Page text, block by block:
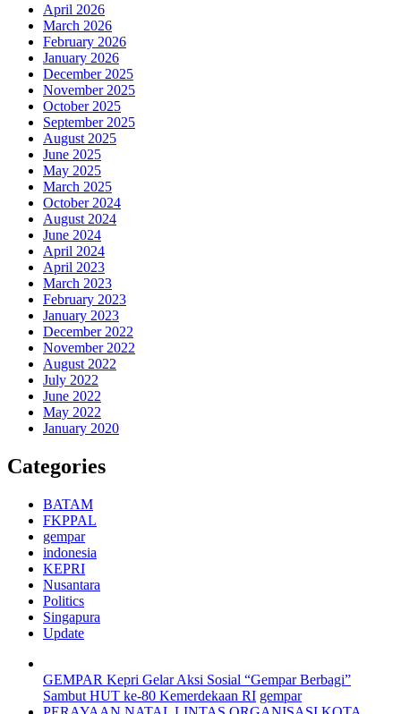
April 2026
March 2026
February 2026
January 2026
December 2025
November 2025
October 2025
September 2025
August 2025
June 2025
May 2025
March 2025
October 2024
August 2024
June 2024
April 2024
April 2023
March 2023
February 2023
January 2023
December 2022
November 2022
August 2022
July 2022
June 2022
May 2022
January 2020
Categories
BATAM
FKPPAL
gempar
indonesia
KEPRI
Nusantara
Politics
Singapura
Update
GEMPAR Kepri Gelar Aksi Sosial “Gempar Berbagi”
Sambut HUT ke-80 Kemerdekaan RI gempar